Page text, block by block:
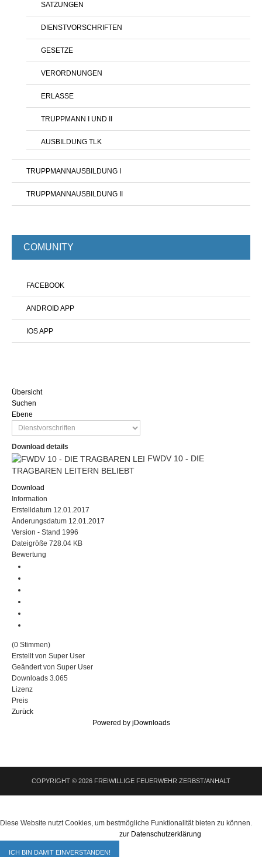
SATZUNGEN
DIENSTVORSCHRIFTEN
GESETZE
VERORDNUNGEN
ERLASSE
TRUPPMANN I UND II
AUSBILDUNG TLK
TRUPPMANNAUSBILDUNG I
TRUPPMANNAUSBILDUNG II
COMUNITY
FACEBOOK
ANDROID APP
IOS APP
Übersicht
Suchen
Ebene
Download details
FWDV 10 - DIE
TRAGBAREN LEITERN BELIEBT
Download
Information
Erstelldatum 12.01.2017
Änderungsdatum 12.01.2017
Version - Stand 1996
Dateigröße 728.04 KB
Bewertung
(0 Stimmen)
Erstellt von Super User
Geändert von Super User
Downloads 3.065
Lizenz
Preis
Zurück
Powered by jDownloads
COPYRIGHT © 2026 FREIWILLIGE FEUERWEHR ZERBST/ANHALT
Diese Website nutzt Cookies, um bestmögliche Funktionalität bieten zu können.
ICH BIN DAMIT EINVERSTANDEN!
zur Datenschutzerklärung